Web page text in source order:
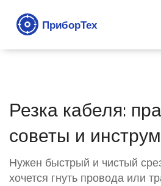
Резка кабеля:
советы и
Нужен быстрый и чистый
хочется гнуть провода или